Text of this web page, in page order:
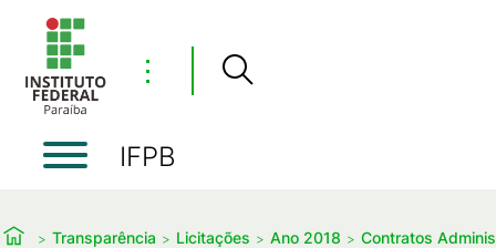
⋮
IFPB
Transparência Licitações Ano 2018 Contratos